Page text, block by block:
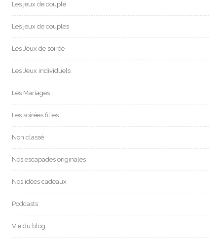
Les jeux de couple
Les jeux de couples
Les Jeux de soirée
Les Jeux individuels
Les Mariages
Les soirées filles
Non classé
Nos escapades originales
Nos idées cadeaux
Podcasts
Vie du blog